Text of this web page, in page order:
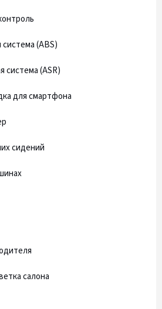
(ABS)
система (ASR)
для смартфона
сидений
салона